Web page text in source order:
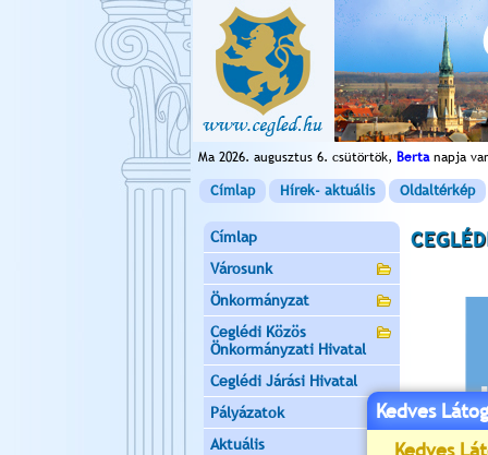
Ma 2026. augusztus 6. csütörtök, Bertanapja
Címlap Hírek- aktuális Oldaltérkép
Címlap
Városunk
Önkormányzat
Ceglédi Közös
Önkormányzati Hivatal
Ceglédi Járási Hivatal
Pályázatok
Aktuális
Kedves